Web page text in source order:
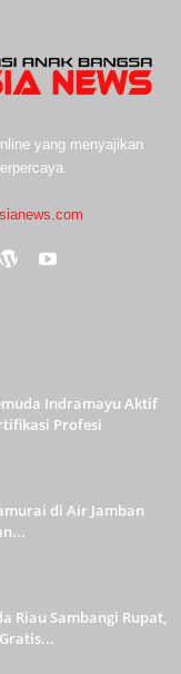
yang menyajikan
Indramayu Aktif
Profesi
di Air Jamban
Riau Sambangi Rupat,